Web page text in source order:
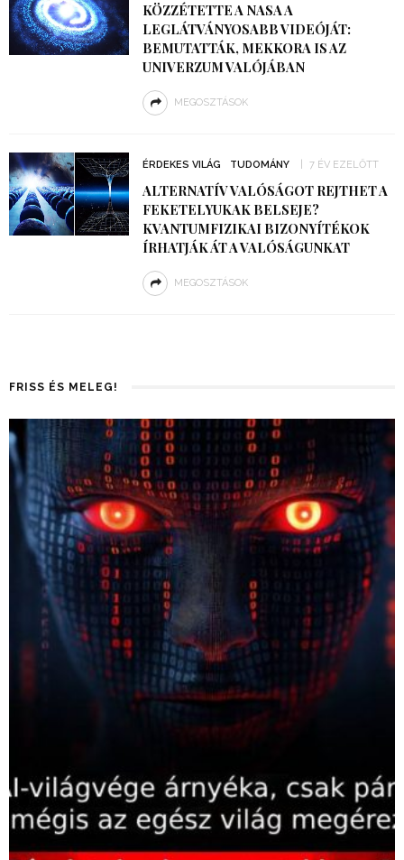
KÖZZÉTETTE A NASA A
LEGLÁTVÁNYOSABB VIDEÓJÁT:
BEMUTATTÁK, MEKKORA IS AZ
UNIVERZUM VALÓJÁBAN
MEGOSZTÁSOK
ÉRDEKES VILÁG TUDOMÁNY 7 ÉV EZELŐTT
ALTERNATÍV VALÓSÁGOT REJTHET A
FEKETELYUKAK BELSEJE?
KVANTUMFIZIKAI BIZONYÍTÉKOK
ÍRHATJÁK ÁT A VALÓSÁGUNKAT
MEGOSZTÁSOK
FRISS ÉS MELEG!